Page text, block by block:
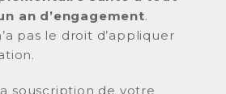
an d’engagement.
pas le droit d’appliquer
souscription de votre